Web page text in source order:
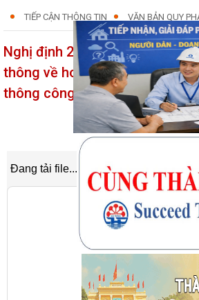
TIẾP CẬN THÔNG TIN VĂN BẢN QUY
Nghị định 295/2025/NĐ-CP thi
thông về hoạt động và cơ chế
thông công ích